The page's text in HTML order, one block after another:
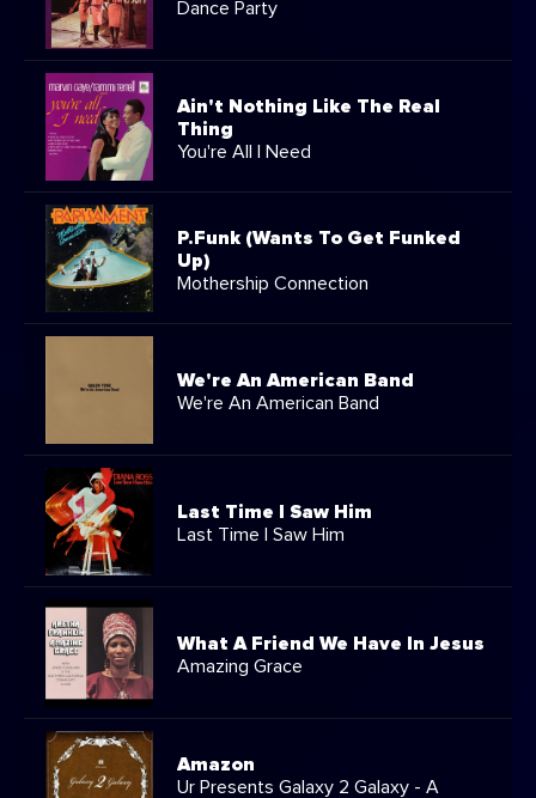
Dance Party
Ain't Nothing Like The Real
Thing
You're All I Need
P.Funk (Wants To Get Funked
Up)
Mothership Connection
We're An American Band
We're An American Band
Last Time I Saw Him
Last Time I Saw Him
What A Friend We Have In Jesus
Amazing Grace
Amazon
Ur Presents Galaxy 2 Galaxy - A